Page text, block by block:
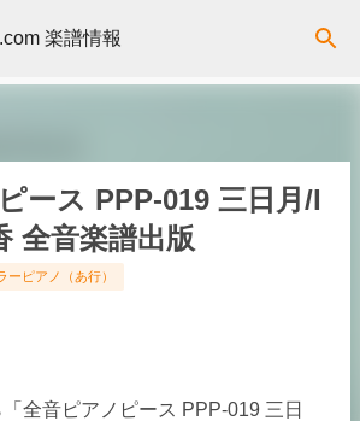
てメイン コンテンツに移動
楽譜情報
ース PPP-019 三日月/I
全音楽譜出版
ーピアノ（あ行）
全音ピアノピース PPP-019 三日